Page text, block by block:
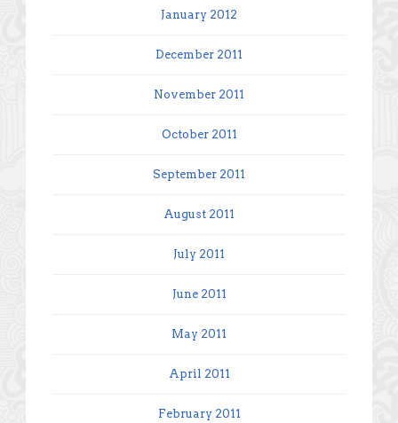
January 2012
December 2011
November 2011
October 2011
September 2011
August 2011
July 2011
June 2011
May 2011
April 2011
February 2011